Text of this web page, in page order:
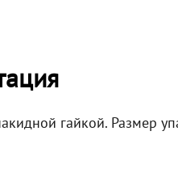
гайкой. Размер